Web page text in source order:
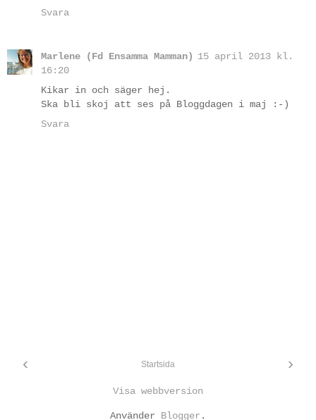
Svara
Marlene (Fd Ensamma Mamman) 15 april 2013 kl.
16:20
Kikar in och säger hej.
Ska bli skoj att ses på Bloggdagen i maj :-)
Svara
‹ ›
Startsida
Visa webbversion
Använder Blogger .